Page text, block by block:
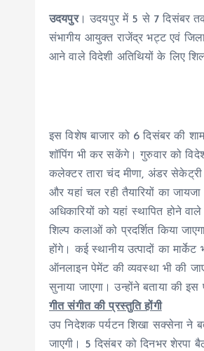
उदयपुर। उदयपुर में 5 से 7 दिसंबर तक
संभागीय आयुक्त राजेंद्र भट्ट एवं
आने वाले विदेशी अतिथियों के लिए
इस विशेष बाजार को 6 दिसंबर की
शॉपिंग भी कर सकेंगे। गुरुवार को
कलेक्टर तारा चंद मीणा, अंडर
और यहां चल रही तैयारियों का
अधिकारियों को यहां स्थापित होने
शिल्प कलाओं को प्रदर्शित किया
होंगे। कई स्थानीय उत्पादों का
ऑनलाइन पेमेंट की व्यवस्था भी की
सुनाया जाएगा। उन्होंने बताया की
गीत संगीत की प्रस्तुति होंगी
उप निदेशक पर्यटन शिखा सक्सेना ने
जाएगी। 5 दिसंबर को दिनभर शेरपा